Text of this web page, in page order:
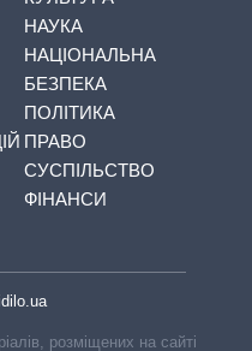
НАУКА
НАЦІОНАЛЬНА
БЕЗПЕКА
ПОЛІТИКА
ПРАВО
СУСПІЛЬСТВО
ФІНАНСИ
розміщених на сайті,